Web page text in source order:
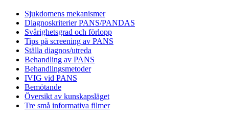
Sjukdomens mekanismer
Diagnoskriterier PANS/PANDAS
Svårighetsgrad och förlopp
Tips på screening av PANS
Ställa diagnos/utreda
Behandling av PANS
Behandlings­metoder
IVIG vid PANS
Bemötande
Översikt av kunskapsläget
Tre små informativa filmer